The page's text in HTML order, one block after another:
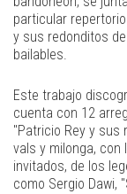
particular
y sus redonditos
bailables.
Este trabajo
cuenta con 12
"Patricio Rey y sus
vals y milonga,
invitados, de los
como Sergio Dawi,